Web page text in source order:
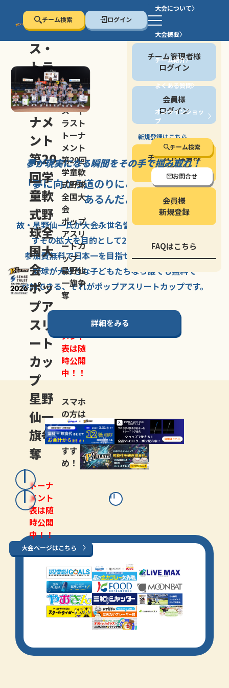
チーム検索 ログイン
大会について
大会概要
チーム紹介
よくある質問
オンラインショッ
プ
チーム検索
お問合せ
停止する
セン
ス・
トラ
スト
トー
ナメ
ント
第20
回学
童軟
式野
球全
国大
会
ポッ
プア
スリ
ート
カッ
プ
星野
仙一
旗争
奪
トーナ
メント
表は随
時公開
中！！
セン
ス・ト
ラスト
トーナ
メント
第20回
学童軟
式野球
全国大
会
ポップ
アスリ
ートカ
ップ
星野仙
一旗争
奪
メント
表は随
時公開
中！！
スマホ
の方は
LINE登
録がお
すす
め！
大会ページはこちら
会員の方
チーム管理者様
ログイン
会員様
ログイン
新規登録はこちら
チーム管理者様
新規登録
会員様
新規登録
FAQはこちら
夢が現実になる瞬間をその手で掴み取れ！
「夢に向かう道のりにこそ大きな意味が
あるんだよ」
故・星野仙一氏が大会永世名誉会長を務める、野球の
すその拡大を目的として2007年に
参加費無料で日本一を目指せる唯一の野球大会。
野球が大好きな子どもたちなら誰でも無料で
参加できる、それがポップアスリートカップです。
詳細をみる